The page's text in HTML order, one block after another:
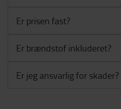
Er prisen fast?
Er brændstof inkluderet?
Er jeg ansvarlig for skader?